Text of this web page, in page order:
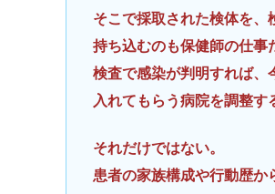
そこで採取された検体を、
持ち込むのも保健師の仕事
検査で感染が判明すれば、
入れてもらう病院を調整
それだけではない。
患者の家族構成や行動歴か